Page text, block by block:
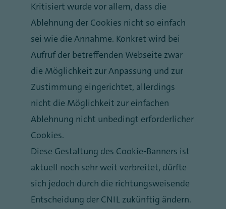
Kritisiert wurde vor allem, dass die
Ablehnung der Cookies nicht so einfach
sei wie die Annahme. Konkret wird bei
Aufruf der betreffenden Webseite zwar
die Möglichkeit zur Anpassung und zur
Zustimmung eingerichtet, allerdings
nicht die Möglichkeit zur einfachen
Ablehnung nicht unbedingt erforderlicher
Cookies.
Diese Gestaltung des Cookie-Banners ist
aktuell noch sehr weit verbreitet, dürfte
sich jedoch durch die richtungsweisende
Entscheidung der CNIL zukünftig ändern.